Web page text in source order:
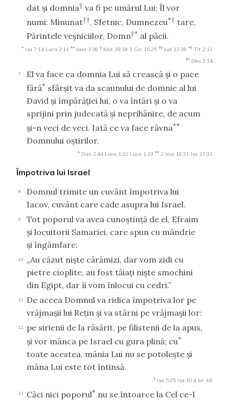
dat şi domnia† va fi pe umărul Lui; Îl vor
numi: Minunat††, Sfetnic, Dumnezeu*† tare,
Părintele veşniciilor, Domn†* al păcii.
* Isa 7:14 Luca 2:11 ** Ioan 3:16 † Mat 28:18 1 Cor 15:25 †† Jud 13:18 *† Tit 2:13
†* Efes 2:14
7
El va face ca domnia Lui să crească şi o pace
fără* sfârşit va da scaunului de domnie al lui
David şi împărăţiei lui, o va întări şi o va
sprijini prin judecată şi neprihănire, de acum
şi-n veci de veci. Iată ce va face râvna**
Domnului oştirilor.
* Dan 2:44 Luca 1:32 Luca 1:33 ** 2 Imp 19:31 Isa 37:32
Împotriva lui Israel
8
Domnul trimite un cuvânt împotriva lui
Iacov, cuvânt care cade asupra lui Israel.
9
Tot poporul va avea cunoştinţă de el, Efraim
şi locuitorii Samariei, care spun cu mândrie
şi îngâmfare:
10
„Au căzut nişte cărămizi, dar vom zidi cu
pietre cioplite, au fost tăiaţi nişte smochini
din Egipt, dar îi vom înlocui cu cedri.”
11
De aceea Domnul va ridica împotriva lor pe
vrăjmaşii lui Reţin şi va stârni pe vrăjmaşii lor:
12
pe sirienii de la răsărit, pe filistenii de la apus,
şi vor mânca pe Israel cu gura plină; cu*
toate acestea, mânia Lui nu se potoleşte şi
mâna Lui este tot întinsă.
* Isa 5:25 Isa 10:4 Ier 4:8
13 Căci nici poporul* nu se întoarce la Cel ce-l